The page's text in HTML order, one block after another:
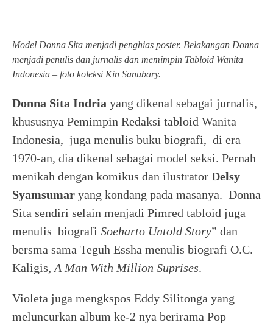
Model Donna Sita menjadi penghias poster. Belakangan Donna
menjadi penulis dan jurnalis dan memimpin Tabloid Wanita
Indonesia – foto koleksi Kin Sanubary.
Donna Sita Indria yang dikenal sebagai jurnalis,
khususnya Pemimpin Redaksi tabloid Wanita
Indonesia, juga menulis buku biografi, di era
1970-an, dia dikenal sebagai model seksi. Pernah
menikah dengan komikus dan ilustrator Delsy
Syamsumar yang kondang pada masanya. Donna
Sita sendiri selain menjadi Pimred tabloid juga
menulis biografi Soeharto Untold Story” dan
bersma sama Teguh Essha menulis biografi O.C.
Kaligis, A Man With Million Suprises.
Violeta juga mengkspos Eddy Silitonga yang
meluncurkan album ke-2 nya berirama Pop